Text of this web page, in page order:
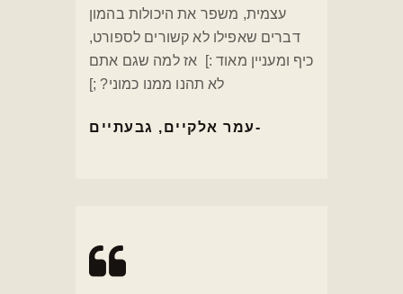
עצמית, משפר את היכולות בהמון
דברים שאפילו לא קשורים לספורט,
כיף ומעניין מאוד :] אז למה שגם אתם
לא תהנו ממנו כמוני? ;]
עמר אלקיים, גבעתיים